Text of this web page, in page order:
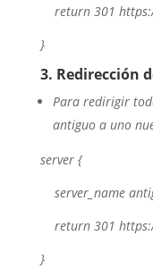
return 301
}
3. Redirección
Para redirigir
antiguo a uno
server {
server_name
return 301
}